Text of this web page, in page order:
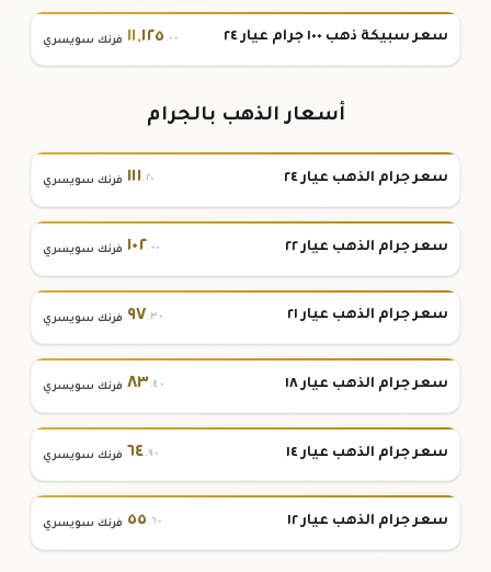
سعر سبيكة ذهب ١٠٠ جرام عيار ٢٤ ١١,١٢٥ .٠٠ فرنك سويسري
أسعار الذهب بالجرام
سعر جرام الذهب عيار ٢٤ ١١١.٢٠ فرنك سويسري
سعر جرام الذهب عيار ٢٢ ١٠٢.٠٠ فرنك سويسري
سعر جرام الذهب عيار ٢١ ٩٧.٣٠ فرنك سويسري
سعر جرام الذهب عيار ١٨ ٨٣.٤٠ فرنك سويسري
سعر جرام الذهب عيار ١٤ ٦٤.٩٠ فرنك سويسري
سعر جرام الذهب عيار ١٢ ٥٥ .٦٠ فرنك سويسري